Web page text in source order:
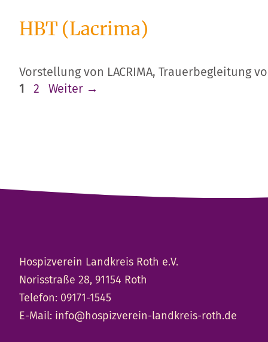
HBT (Lacrima)
Vorstellung von LACRIMA, Trauerbegleitung
Seite
1 Seite
2 Weiter →
Hospizverein Landkreis Roth e.V.
Norisstraße 28, 91154 Roth
Telefon: 09171-1545
E-Mail: info@hospizverein-landkreis-roth.de